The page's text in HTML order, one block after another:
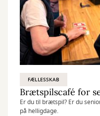
FÆLLESSKAB
Brætspilscafé for
Er du til brætspil? Er du
på helligdage.